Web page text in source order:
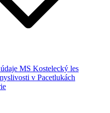
MS Kostelecký les
v Pacetlukách